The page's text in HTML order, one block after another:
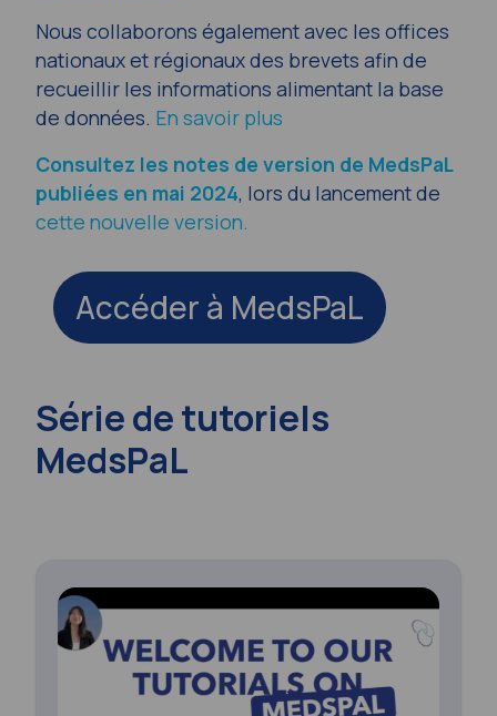
Nous collaborons également avec les offices
nationaux et régionaux des brevets afin de
recueillir les informations alimentant la base
de données. En savoir plus
Consultez les notes de version de MedsPaL
publiées en mai 2024, lors du lancement de
cette nouvelle version.
Accéder à MedsPaL
Série de tutoriels
MedsPaL